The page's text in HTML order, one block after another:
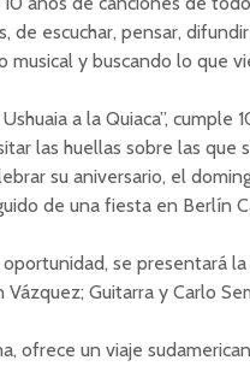
de escuchar, pensar,
musical y buscando lo que
a la Quiaca”,
las huellas sobre las que
su aniversario, el
de una fiesta en Berlín
oportunidad, se presentará
Vázquez; Guitarra y Carlo
ofrece un viaje